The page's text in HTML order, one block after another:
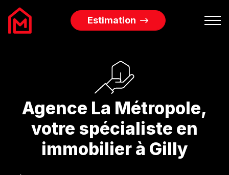
Services Immobiliers
L’agence
Estimation
Agence La Métropole,
votre spécialiste en
immobilier à Gilly